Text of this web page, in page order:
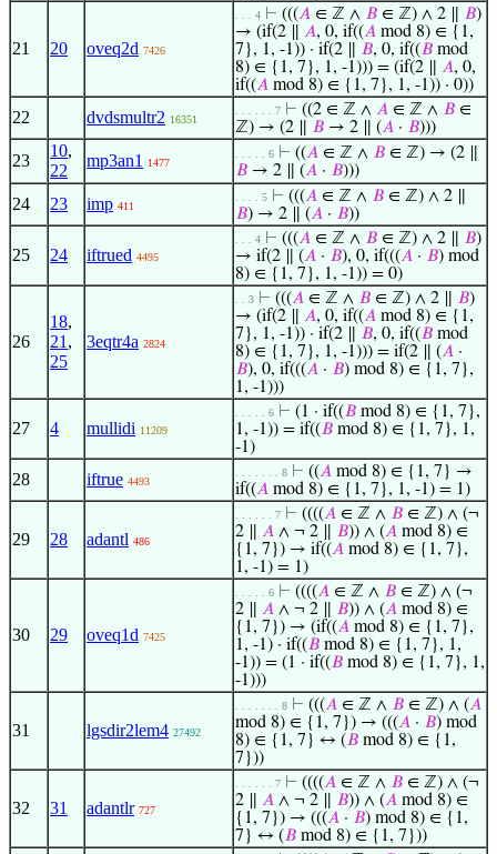
21 20 oveq2d 7426
. . . 4 ⊢ (((𝐴 ∈ ℤ ∧ 𝐵 ∈ ℤ) ∧ 2 ∥ 𝐵)
→ (if(2 ∥ 𝐴, 0, if((𝐴 mod 8) ∈ {1,
7}, 1, -1)) · if(2 ∥ 𝐵, 0, if((𝐵 mod
8) ∈ {1, 7}, 1, -1))) = (if(2 ∥ 𝐴, 0,
if((𝐴 mod 8) ∈ {1, 7}, 1, -1)) · 0))
22 dvdsmultr2 16351
. . . . . . 7 ⊢ ((2 ∈ ℤ ∧ 𝐴 ∈ ℤ ∧ 𝐵 ∈
ℤ) → (2 ∥ 𝐵 → 2 ∥ (𝐴 · 𝐵)))
23
10,
22
mp3an1 1477
. . . . . 6 ⊢ ((𝐴 ∈ ℤ ∧ 𝐵 ∈ ℤ) → (2 ∥
𝐵 → 2 ∥ (𝐴 · 𝐵)))
24 23 imp 411
. . . . 5 ⊢ (((𝐴 ∈ ℤ ∧ 𝐵 ∈ ℤ) ∧ 2 ∥
𝐵) → 2 ∥ (𝐴 · 𝐵))
25 24 iftrued 4495
. . . 4 ⊢ (((𝐴 ∈ ℤ ∧ 𝐵 ∈ ℤ) ∧ 2 ∥ 𝐵)
→ if(2 ∥ (𝐴 · 𝐵), 0, if(((𝐴 · 𝐵) mod
8) ∈ {1, 7}, 1, -1)) = 0)
26
18,
21 ,
25
3eqtr4a 2824
. . 3 ⊢ (((𝐴 ∈ ℤ ∧ 𝐵 ∈ ℤ) ∧ 2 ∥ 𝐵)
→ (if(2 ∥ 𝐴, 0, if((𝐴 mod 8) ∈ {1,
7}, 1, -1)) · if(2 ∥ 𝐵, 0, if((𝐵 mod
8) ∈ {1, 7}, 1, -1))) = if(2 ∥ (𝐴 ·
𝐵), 0, if(((𝐴 · 𝐵) mod 8) ∈ {1, 7},
1, -1)))
27 4 mullidi 11209
. . . . . 6 ⊢ (1 · if((𝐵 mod 8) ∈ {1, 7},
1, -1)) = if((𝐵 mod 8) ∈ {1, 7}, 1,
-1)
28 iftrue 4493
. . . . . . . 8 ⊢ ((𝐴 mod 8) ∈ {1, 7} →
if((𝐴 mod 8) ∈ {1, 7}, 1, -1) = 1)
29 28 adantl 486
. . . . . . 7 ⊢ ((((𝐴 ∈ ℤ ∧ 𝐵 ∈ ℤ) ∧ (¬
2 ∥ 𝐴 ∧ ¬ 2 ∥ 𝐵)) ∧ (𝐴 mod 8) ∈
{1, 7}) → if((𝐴 mod 8) ∈ {1, 7},
1, -1) = 1)
30 29 oveq1d 7425
. . . . . 6 ⊢ ((((𝐴 ∈ ℤ ∧ 𝐵 ∈ ℤ) ∧ (¬
2 ∥ 𝐴 ∧ ¬ 2 ∥ 𝐵)) ∧ (𝐴 mod 8) ∈
{1, 7}) → (if((𝐴 mod 8) ∈ {1, 7},
1, -1) · if((𝐵 mod 8) ∈ {1, 7}, 1,
-1)) = (1 · if((𝐵 mod 8) ∈ {1, 7}, 1,
-1)))
31 lgsdir2lem4 27492
. . . . . . . 8 ⊢ (((𝐴 ∈ ℤ ∧ 𝐵 ∈ ℤ) ∧ (𝐴
mod 8) ∈ {1, 7}) → (((𝐴 · 𝐵) mod
8) ∈ {1, 7} ↔ (𝐵 mod 8) ∈ {1,
7}))
32 31 adantlr 727
. . . . . . 7 ⊢ ((((𝐴 ∈ ℤ ∧ 𝐵 ∈ ℤ) ∧ (¬
2 ∥ 𝐴 ∧ ¬ 2 ∥ 𝐵)) ∧ (𝐴 mod 8) ∈
{1, 7}) → (((𝐴 · 𝐵) mod 8) ∈ {1,
7} ↔ (𝐵 mod 8) ∈ {1, 7}))